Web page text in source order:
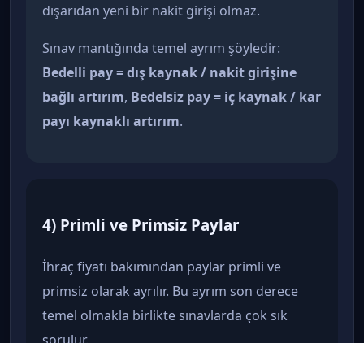
dışarıdan yeni bir nakit girişi olmaz.
Sınav mantığında temel ayrım şöyledir:
Bedelli pay = dış kaynak / nakit girişine
bağlı artırım, Bedelsiz pay = iç kaynak / kar
payı kaynaklı artırım.
4) Primli ve Primsiz Paylar
İhraç fiyatı bakımından paylar primli ve
primsiz olarak ayrılır. Bu ayrım son derece
temel olmakla birlikte sınavlarda çok sık